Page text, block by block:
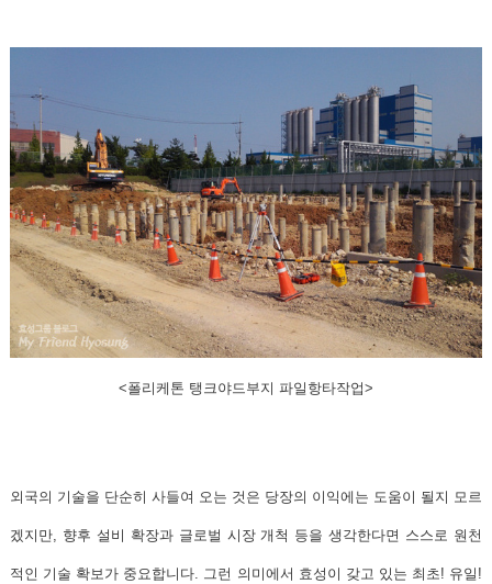
<폴리케톤 탱크야드부지 파일항타작업>
외국의 기술을 단순히 사들여 오는 것은 당장의 이익에는 도움이 될지 모르
겠지만, 향후 설비 확장과 글로벌 시장 개척 등을 생각한다면 스스로 원천
적인 기술 확보가 중요합니다. 그런 의미에서 효성이 갖고 있는 최초! 유일!